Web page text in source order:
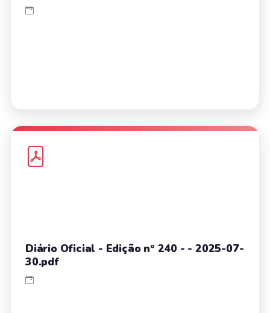
Diário Oficial - Edição nº 240 - - 2025-07-
30.pdf